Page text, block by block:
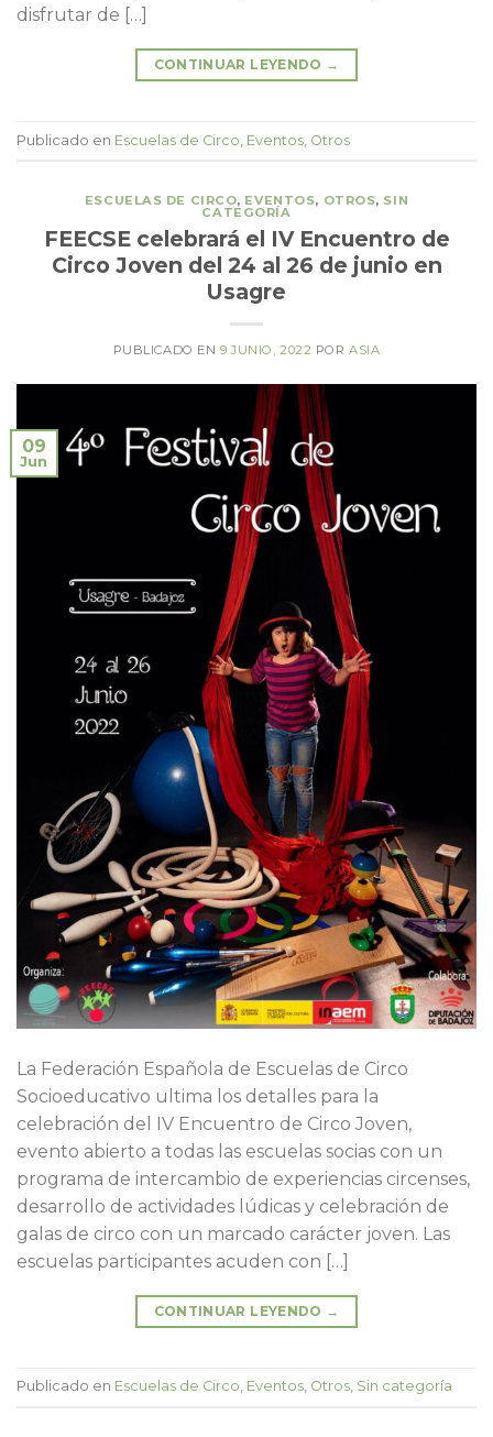
disfrutar de […]
CONTINUAR LEYENDO →
Publicado en Escuelas de Circo Eventos Otros
ESCUELAS DE CIRCO, EVENTOS, OTROS, SIN
CATEGORÍA
FEECSE celebrará el IV Encuentro de
Circo Joven del 24 al 26 de junio en
Usagre
PUBLICADO EN 9 JUNIO, 2022 PORASIA
09
Jun
La Federación Española de Escuelas de Circo
Socioeducativo ultima los detalles para la
celebración del IV Encuentro de Circo Joven,
evento abierto a todas las escuelas socias con un
programa de intercambio de experiencias circenses,
desarrollo de actividades lúdicas y celebración de
galas de circo con un marcado carácter joven. Las
escuelas participantes acuden con […]
CONTINUAR LEYENDO →
Publicado en Escuelas de Circo Eventos Otros Sin categoría